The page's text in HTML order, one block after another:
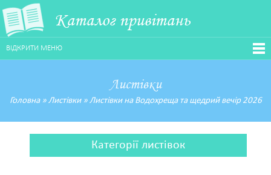
Каталог привітань
ВІДКРИТИ МЕНЮ
Листівки
Головна» Листівки» Листівки на Водохреща та щедрий вечір 2026
Категорії листівок